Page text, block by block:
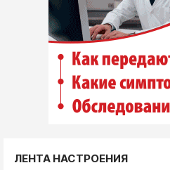
ЛЕНТА НАСТРОЕНИЯ